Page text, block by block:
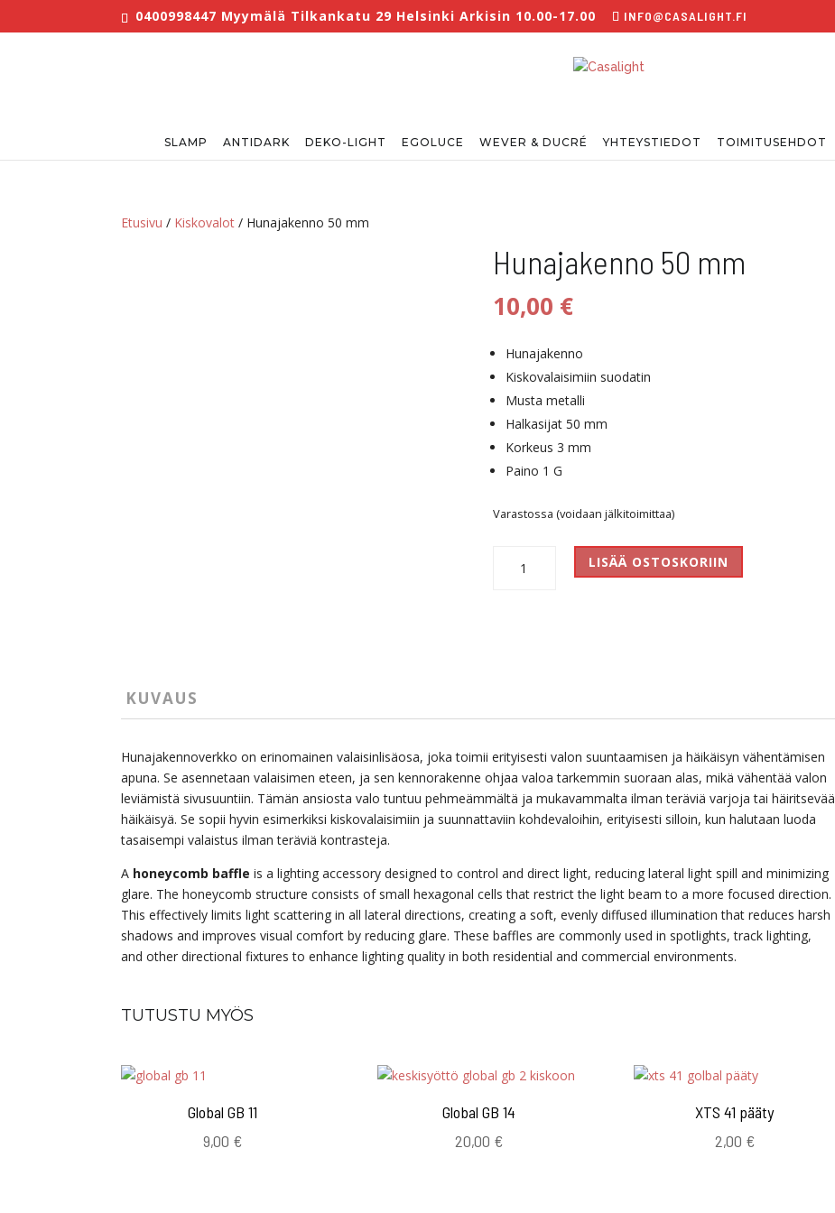
0400998447 Myymälä Tilkankatu 29 Helsinki Arkisin 10.00-17.00 INFO@CASALIGHT.FI
SLAMP ANTIDARK DEKO-LIGHT EGOLUCE WEVER & DUCRÉ YHTEYSTIEDOT TOIMITUSEHDOT
Etusivu / Kiskovalot / Hunajakenno 50 mm
Hunajakenno 50 mm
10,00 €
Hunajakenno
Kiskovalaisimiin suodatin
Musta metalli
Halkasijat 50 mm
Korkeus 3 mm
Paino 1 G
Varastossa (voidaan jälkitoimittaa)
LISÄÄ OSTOSKORIIN
KUVAUS
Hunajakennoverkko on erinomainen valaisinlisäosa, joka toimii erityisesti valon suuntaamisen ja häikäisyn vähentämisen
apuna. Se asennetaan valaisimen eteen, ja sen kennorakenne ohjaa valoa tarkemmin suoraan alas, mikä vähentää valon
leviämistä sivusuuntiin. Tämän ansiosta valo tuntuu pehmeämmältä ja mukavammalta ilman teräviä varjoja tai häiritsevää
häikäisyä. Se sopii hyvin esimerkiksi kiskovalaisimiin ja suunnattaviin kohdevaloihin, erityisesti silloin, kun halutaan luoda
tasaisempi valaistus ilman teräviä kontrasteja.
A honeycomb baffle is a lighting accessory designed to control and direct light, reducing lateral light spill and minimizing
glare. The honeycomb structure consists of small hexagonal cells that restrict the light beam to a more focused direction.
This effectively limits light scattering in all lateral directions, creating a soft, evenly diffused illumination that reduces harsh
shadows and improves visual comfort by reducing glare. These baffles are commonly used in spotlights, track lighting,
and other directional fixtures to enhance lighting quality in both residential and commercial environments.
TUTUSTU MYÖS
Global GB 11
9,00 €
Global GB 14
20,00 €
XTS 41 pääty
2,00 €